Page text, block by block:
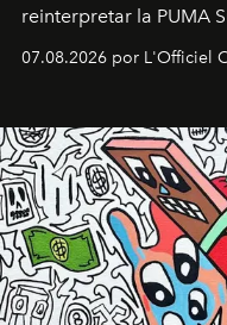
reinterpretar la PUMA
deportiva hasta una
diseño y el universo
07.08.2026 por L'Officiel